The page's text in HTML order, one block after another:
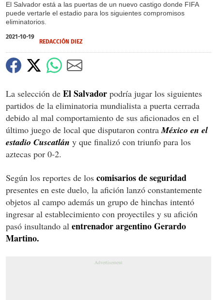
El Salvador está a las puertas de un nuevo castigo donde FIFA
puede vertarle el estadio para los siguientes compromisos
eliminatorios.
2021-10-19
REDACCIÓN DIEZ
La selección de El Salvador podría jugar los siguientes
partidos de la eliminatoria mundialista a puerta cerrada
debido al mal comportamiento de sus aficionados en el
último juego de local que disputaron contraMéxico en el
estadio Cuscatlán y que finalizó con triunfo para los
aztecas por 0-2.
Según los reportes de los comisarios de seguridad
presentes en este duelo, la afición lanzó constantemente
objetos al campo además un grupo de hinchas intentó
ingresar al establecimiento con proyectiles y su afición
pasó insultando al entrenador argentino Gerardo
Martino.